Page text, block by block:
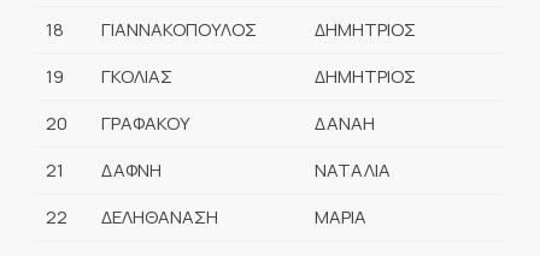
18
ΓΙΑΝΝΑΚΟΠΟΥΛΟΣ
ΔΗΜΗΤΡΙΟΣ
19
ΓΚΟΛΙΑΣ
ΔΗΜΗΤΡΙΟΣ
20
ΓΡΑΦΑΚΟΥ
ΔΑΝΑΗ
21
ΔΑΦΝΗ
ΝΑΤΑΛΙΑ
22
ΔΕΛΗΘΑΝΑΣΗ
ΜΑΡΙΑ